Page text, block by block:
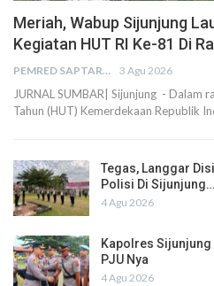
Meriah, Wabup Sijunjung
Kegiatan HUT RI Ke-81 Di
PEMRED SAPTARIUS 3 Agu 2026
JURNAL SUMBAR| Sijunjung - Dalam
Tahun (HUT) Kemerdekaan Republik
Tegas, Langgar
Polisi Di Sijunjung…
4 Agu 2026
Kapolres
PJU Nya
4 Agu 2026